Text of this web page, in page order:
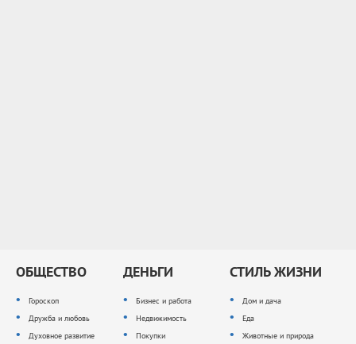
ОБЩЕСТВО
Гороскоп
Дружба и любовь
Духовное развитие
ДЕНЬГИ
Бизнес и работа
Недвижимость
Покупки
СТИЛЬ ЖИЗНИ
Дом и дача
Еда
Животные и природа